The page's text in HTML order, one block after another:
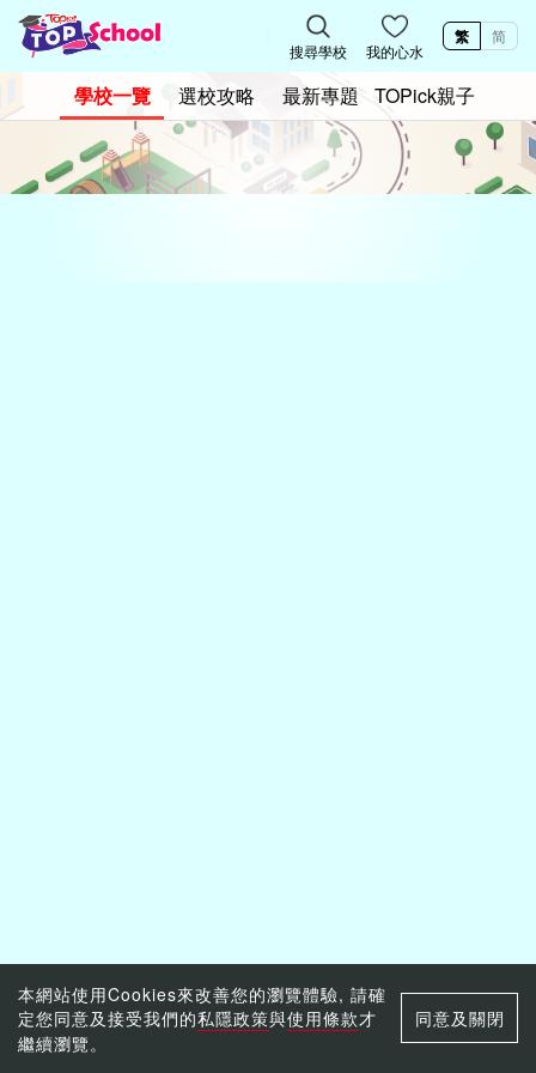
搜尋學校 我的心水
繁 简
學校一覽 選校攻略 最新專題 TOPick親子
本網站使用Cookies來改善您的瀏覽體驗, 請確
定您同意及接受我們的私隱政策與使用條款才
繼續瀏覽。
同意及關閉